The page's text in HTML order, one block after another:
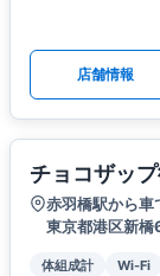
店舗情報
チョコザッ
赤羽橋駅から車
東京都港区新
体組成計 Wi-Fi